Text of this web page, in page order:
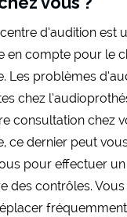
d’audition est
en compte pour le
Les problèmes
chez
consultation chez
ce dernier peut
pour effectuer
des contrôles.